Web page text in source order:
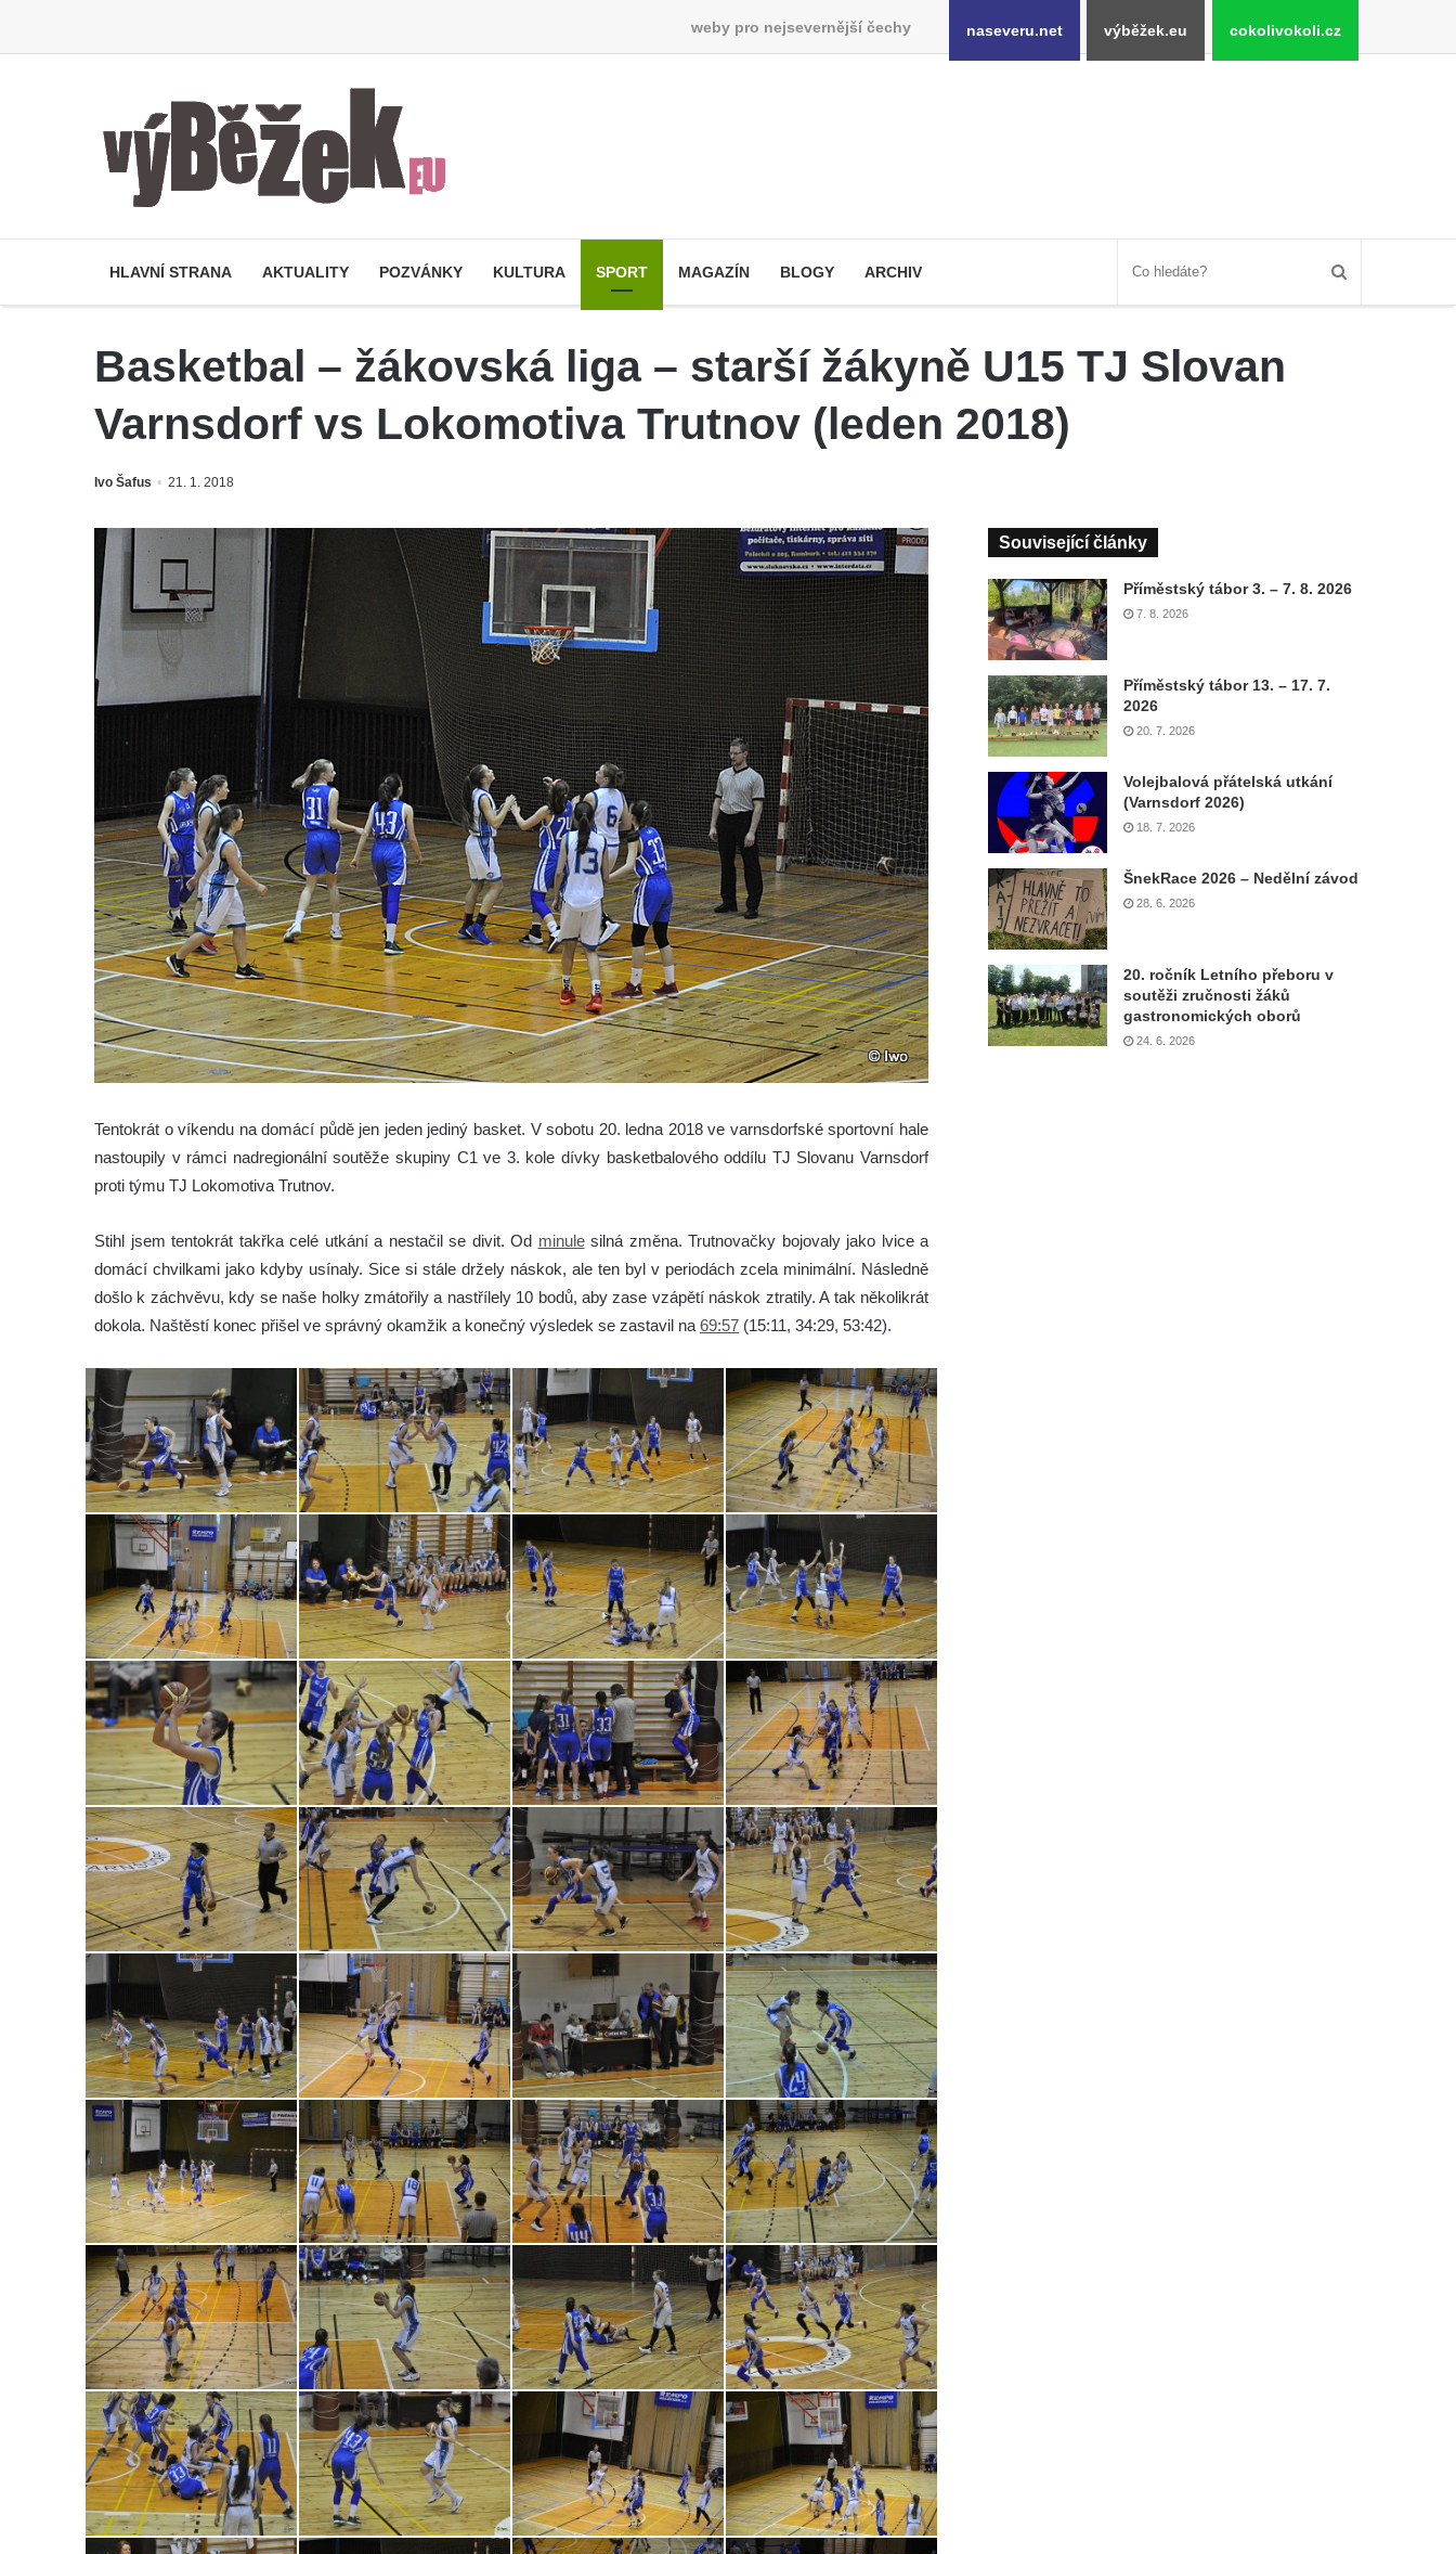
weby pro nejsevernější čechy naseveru.net výběžek.eu cokolivokoli.cz
HLAVNÍ STRANA AKTUALITY POZVÁNKY KULTURA SPORT MAGAZÍN BLOGY ARCHIV
Basketbal – žákovská liga – starší žákyně U15 TJ Slovan
Varnsdorf vs Lokomotiva Trutnov (leden 2018)
Ivo Šafus 21. 1. 2018
Tentokrát o víkendu na domácí půdě jen jeden jediný basket. V sobotu 20. ledna 2018 ve varnsdorfské sportovní hale
nastoupily v rámci nadregionální soutěže skupiny C1 ve 3. kole dívky basketbalového oddílu TJ Slovanu Varnsdorf
proti týmu TJ Lokomotiva Trutnov.
Stihl jsem tentokrát takřka celé utkání a nestačil se divit. Od minulesilná změna. Trutnovačky bojovaly jako lvice a
domácí chvilkami jako kdyby usínaly. Sice si stále držely náskok, ale ten byl v periodách zcela minimální. Následně
došlo k záchvěvu, kdy se naše holky zmátořily a nastřílely 10 bodů, aby zase vzápětí náskok ztratily. A tak několikrát
dokola. Naštěstí konec přišel ve správný okamžik a konečný výsledek se zastavil na 69:57 (15:11, 34:29, 53:42).
Související články
Příměstský tábor 3. – 7. 8. 2026
7. 8. 2026
Příměstský tábor 13. – 17. 7.
2026
20. 7. 2026
Volejbalová přátelská utkání
(Varnsdorf 2026)
18. 7. 2026
ŠnekRace 2026 – Nedělní závod
28. 6. 2026
20. ročník Letního přeboru v
soutěži zručnosti žáků
gastronomických oborů
24. 6. 2026